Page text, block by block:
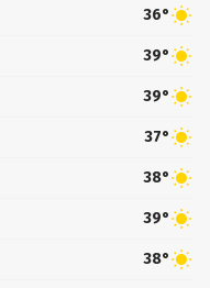
36°
39°
39°
37°
38°
39°
38°